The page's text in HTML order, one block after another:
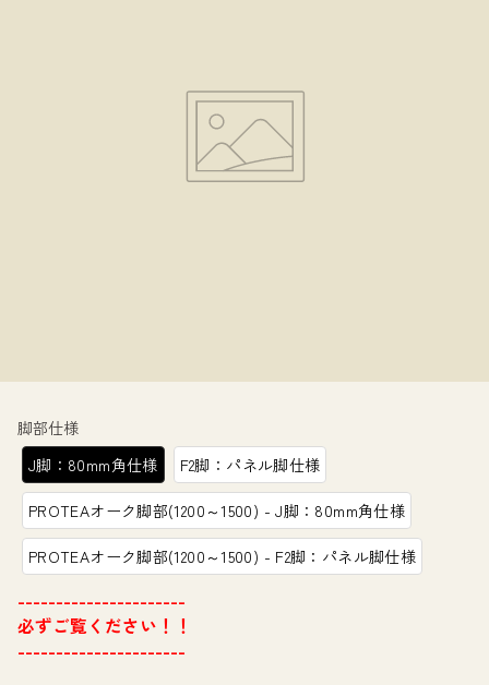
脚部仕様
J脚：80mm角仕様
F2脚：パネル脚仕様
PROTEAオーク脚部(1200～1500) - J脚：80mm角仕様
PROTEAオーク脚部(1200～1500) - F2脚：パネル脚仕様
----------------------
必ずご覧ください！！
----------------------